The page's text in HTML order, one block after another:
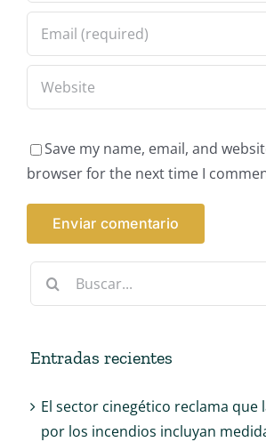
Save my name, email, and
browser for the next time I
Buscar:
Entradas recientes
El sector cinegético reclama que
por los incendios incluyan